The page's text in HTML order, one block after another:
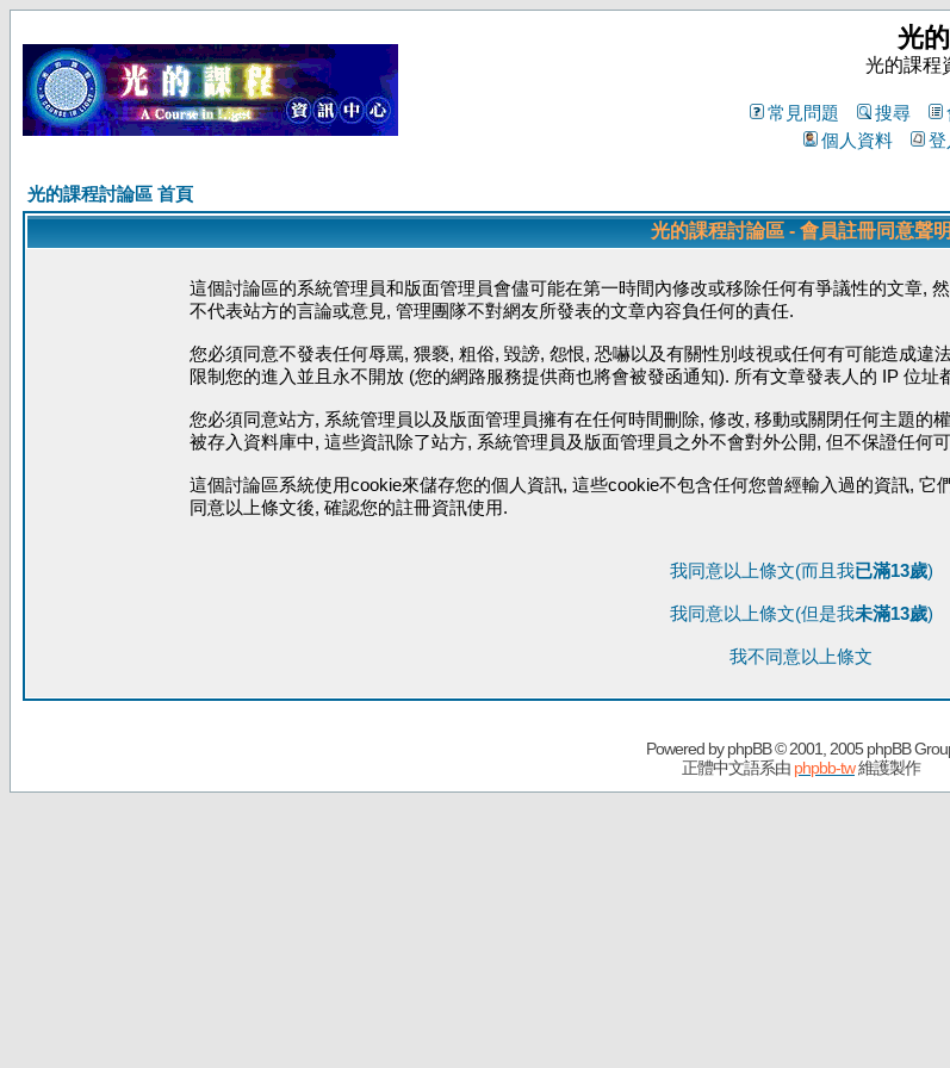
光
光的課程
常見問題 搜尋
個人資料
登
光的課程討論區 首頁
光的課程討論區 - 會員註冊同意聲明
這個討論區的系統管理員和版面管理員會儘可能在第一時間內修改或移除任何有爭議性的文章,
不代表站方的言論或意見, 管理團隊不對網友所發表的文章內容負任何的責任.
您必須同意不發表任何辱罵, 猥褻, 粗俗, 毀謗, 怨恨, 恐嚇以及有關性別歧視或任何有可能造成違
限制您的進入並且永不開放 (您的網路服務提供商也將會被發函通知). 所有文章發表人的 IP 位址
您必須同意站方, 系統管理員以及版面管理員擁有在任何時間刪除, 修改, 移動或關閉任何主題的
被存入資料庫中, 這些資訊除了站方, 系統管理員及版面管理員之外不會對外公開, 但不保證任何
這個討論區系統使用cookie來儲存您的個人資訊, 這些cookie不包含任何您曾經輸入過的資訊,
同意以上條文後, 確認您的註冊資訊使用.
我同意以上條文(而且我已滿13歲)
我同意以上條文(但是我未滿13歲)
我不同意以上條文
Powered byphpBB© 2001, 2005 phpBB
正體中文語系由 phpbb-tw維護製作